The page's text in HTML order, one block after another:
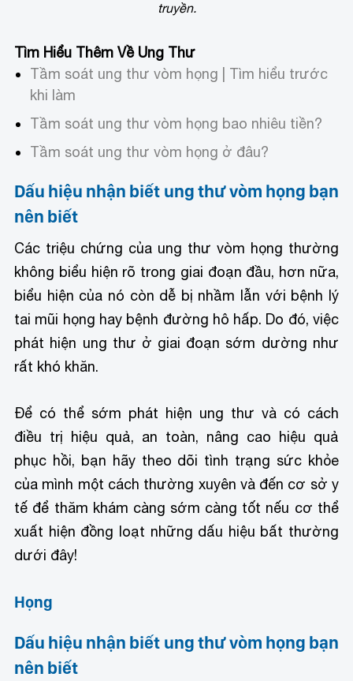
truyền.
Tìm Hiểu Thêm Về Ung Thư
Tầm soát ung thư vòm họng | Tìm hiểu trước
khi làm
Tầm soát ung thư vòm họng bao nhiêu tiền?
Tầm soát ung thư vòm họng ở đâu?
Dấu hiệu nhận biết ung thư vòm họng bạn
nên biết
Các triệu chứng của ung thư vòm họng thường
không biểu hiện rõ trong giai đoạn đầu, hơn nữa,
biểu hiện của nó còn dễ bị nhầm lẫn với bệnh lý
tai mũi họng hay bệnh đường hô hấp. Do đó, việc
phát hiện ung thư ở giai đoạn sớm dường như
rất khó khăn.
Để có thể sớm phát hiện ung thư và có cách
điều trị hiệu quả, an toàn, nâng cao hiệu quả
phục hồi, bạn hãy theo dõi tình trạng sức khỏe
của mình một cách thường xuyên và đến cơ sở y
tế để thăm khám càng sớm càng tốt nếu cơ thể
xuất hiện đồng loạt những dấu hiệu bất thường
dưới đây!
Họng
Dấu hiệu nhận biết ung thư vòm họng bạn
nên biết